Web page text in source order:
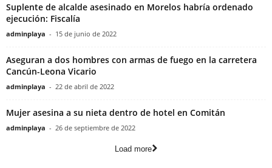
Suplente de alcalde asesinado en Morelos habría ordenado
ejecución: Fiscalía
adminplaya - 15 de junio de 2022
Aseguran a dos hombres con armas de fuego en la carretera
Cancún-Leona Vicario
adminplaya - 22 de abril de 2022
Mujer asesina a su nieta dentro de hotel en Comitán
adminplaya - 26 de septiembre de 2022
Load more